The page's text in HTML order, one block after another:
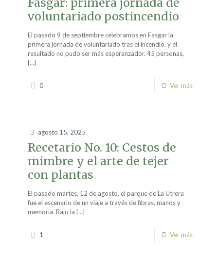
voluntariado postincendio
El pasado 9 de septiembre celebramos en Fasgar la
primera jornada de voluntariado tras el incendio, y el
resultado no pudo ser más esperanzador. 45 personas,
[…]
0 Ver más
agosto 15, 2025
Recetario No. 10: Cestos de
mimbre y el arte de tejer
con plantas
El pasado martes, 12 de agosto, el parque de La Utrera
fue el escenario de un viaje a través de fibras, manos y
memoria. Bajo la […]
1 Ver más